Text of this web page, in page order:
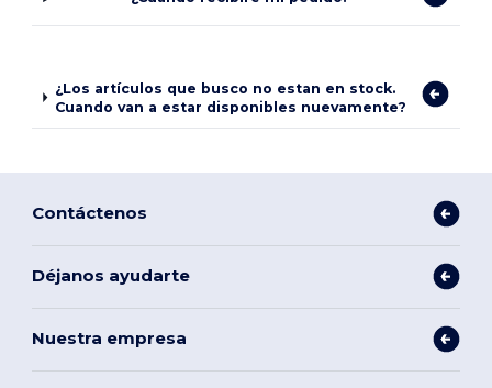
¿Los artículos que busco no estan en stock.
Cuando van a estar disponibles nuevamente?
Contáctenos
Déjanos ayudarte
Nuestra empresa